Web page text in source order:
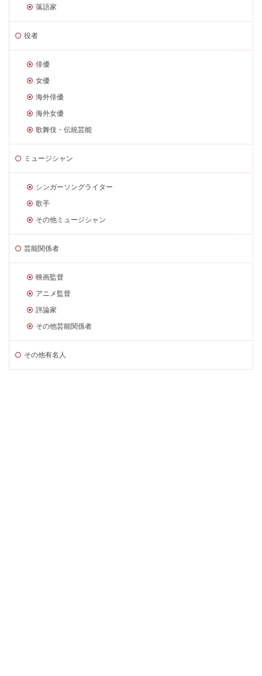
落語家
役者
俳優
女優
海外俳優
海外女優
歌舞伎・伝統芸能
ミュージシャン
シンガーソングライター
歌手
その他ミュージシャン
芸能関係者
映画監督
アニメ監督
評論家
その他芸能関係者
その他有名人